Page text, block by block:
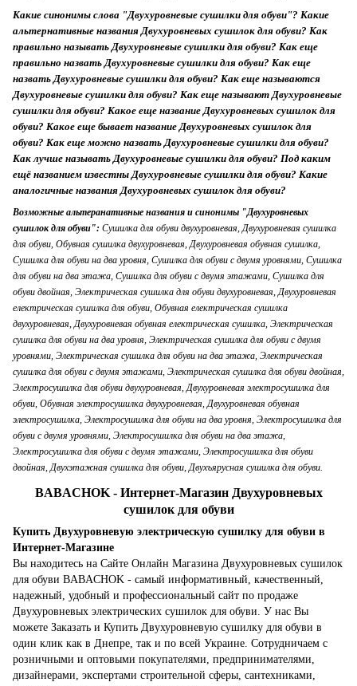
Какие синонимы слова "Двухуровневые сушилки для обуви"? Какие
альтернативные названия Двухуровневых сушилок для обуви? Как
правильно называть Двухуровневые сушилки для обуви? Как еще
правильно назвать Двухуровневые сушилки для обуви? Как еще
назвать Двухуровневые сушилки для обуви? Как еще называются
Двухуровневые сушилки для обуви? Как еще называют Двухуровневые
сушилки для обуви? Какое еще название Двухуровневых сушилок для
обуви? Какое еще бывает название Двухуровневых сушилок для
обуви? Как еще можно назвать Двухуровневые сушилки для обуви?
Как лучше называть Двухуровневые сушилки для обуви? Под каким
ещё названием известны Двухуровневые сушилки для обуви? Какие
аналогичные названия Двухуровневых сушилок для обуви?
Возможные альтеранативные названия и синонимы "Двухуровневых
сушилок для обуви": Сушилка для обуви двухуровневая, Двухуровневая сушилка
для обуви, Обувная сушилка двухуровневая, Двухуровневая обувная сушилка,
Сушилка для обуви на два уровня, Сушилка для обуви с двумя уровнями, Сушилка
для обуви на два этажа, Сушилка для обуви с двумя этажами, Сушилка для
обуви двойная, Электрическая сушилка для обуви двухуровневая, Двухуровневая
електрическая сушилка для обуви, Обувная електрическая сушилка
двухуровневая, Двухуровневая обувная електрическая сушилка, Электрическая
сушилка для обуви на два уровня, Электрическая сушилка для обуви с двумя
уровнями, Электрическая сушилка для обуви на два этажа, Электрическая
сушилка для обуви с двумя этажами, Электрическая сушилка для обуви двойная,
Электросушилка для обуви двухуровневая, Двухуровневая электросушилка для
обуви, Обувная электросушилка двухуровневая, Двухуровневая обувная
электросушилка, Электросушилка для обуви на два уровня, Электросушилка для
обуви с двумя уровнями, Электросушилка для обуви на два этажа,
Электросушилка для обуви с двумя этажами, Электросушилка для обуви
двойная, Двухэтажная сушилка для обуви, Двухъярусная сушилка для обуви.
BABACHOK - Интернет-Магазин Двухуровневых
сушилок для обуви
Купить Двухуровневую электрическую сушилку для обуви в
Интернет-Магазине
Вы находитесь на Сайте Онлайн Магазина Двухуровневых сушилок
для обуви BABACHOK - самый информативный, качественный,
надежный, удобный и профессиональный сайт по продаже
Двухуровневых электрических сушилок для обуви. У нас Вы
можете Заказать и Купить Двухуровневую сушилку для обуви в
один клик как в Днепре, так и по всей Украине. Сотрудничаем с
розничными и оптовыми покупателями, предпринимателями,
дизайнерами, экспертами строительной сферы, сантехниками,